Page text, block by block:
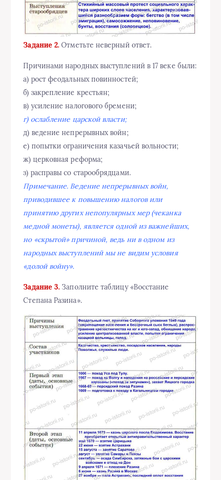
Задание 2. Отметьте неверный ответ.
Причинами народных выступлений в 17 веке были:
а) рост феодальных повинностей;
б) закрепление крестьян;
в) усиление налогового бремени;
г) ослабление царской власти;
д) ведение непрерывных войн;
е) попытки ограничения казачьей вольности;
ж) церковная реформа;
з) расправы со старообрядцами.
Примечание. Ведение непрерывных войн,
приводившее к повышению налогов или
принятию других непопулярных мер (чеканка
медной монеты), является одной из важнейших,
но «скрытой» причиной, ведь ни в одном из
народных выступлений мы не видим условия
«долой войну».
Задание 3. Заполните таблицу «Восстание
Степана Разина».